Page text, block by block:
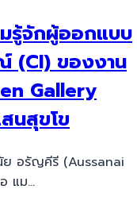
มรู้จักผู้ออกแบบ
(CI) ของงาน
Gallery
นสุขโข
ย อรัญคีรี (Aussanai
แม…